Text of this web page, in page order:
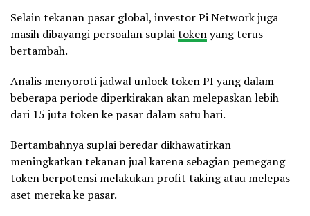
Selain tekanan pasar global, investor Pi Network juga
masih dibayangi persoalan suplaitokenyang terus
bertambah.
Analis menyoroti jadwal unlock token PI yang dalam
beberapa periode diperkirakan akan melepaskan lebih
dari 15 juta token ke pasar dalam satu hari.
Bertambahnya suplai beredar dikhawatirkan
meningkatkan tekanan jual karena sebagian pemegang
token berpotensi melakukan profit taking atau melepas
aset mereka ke pasar.